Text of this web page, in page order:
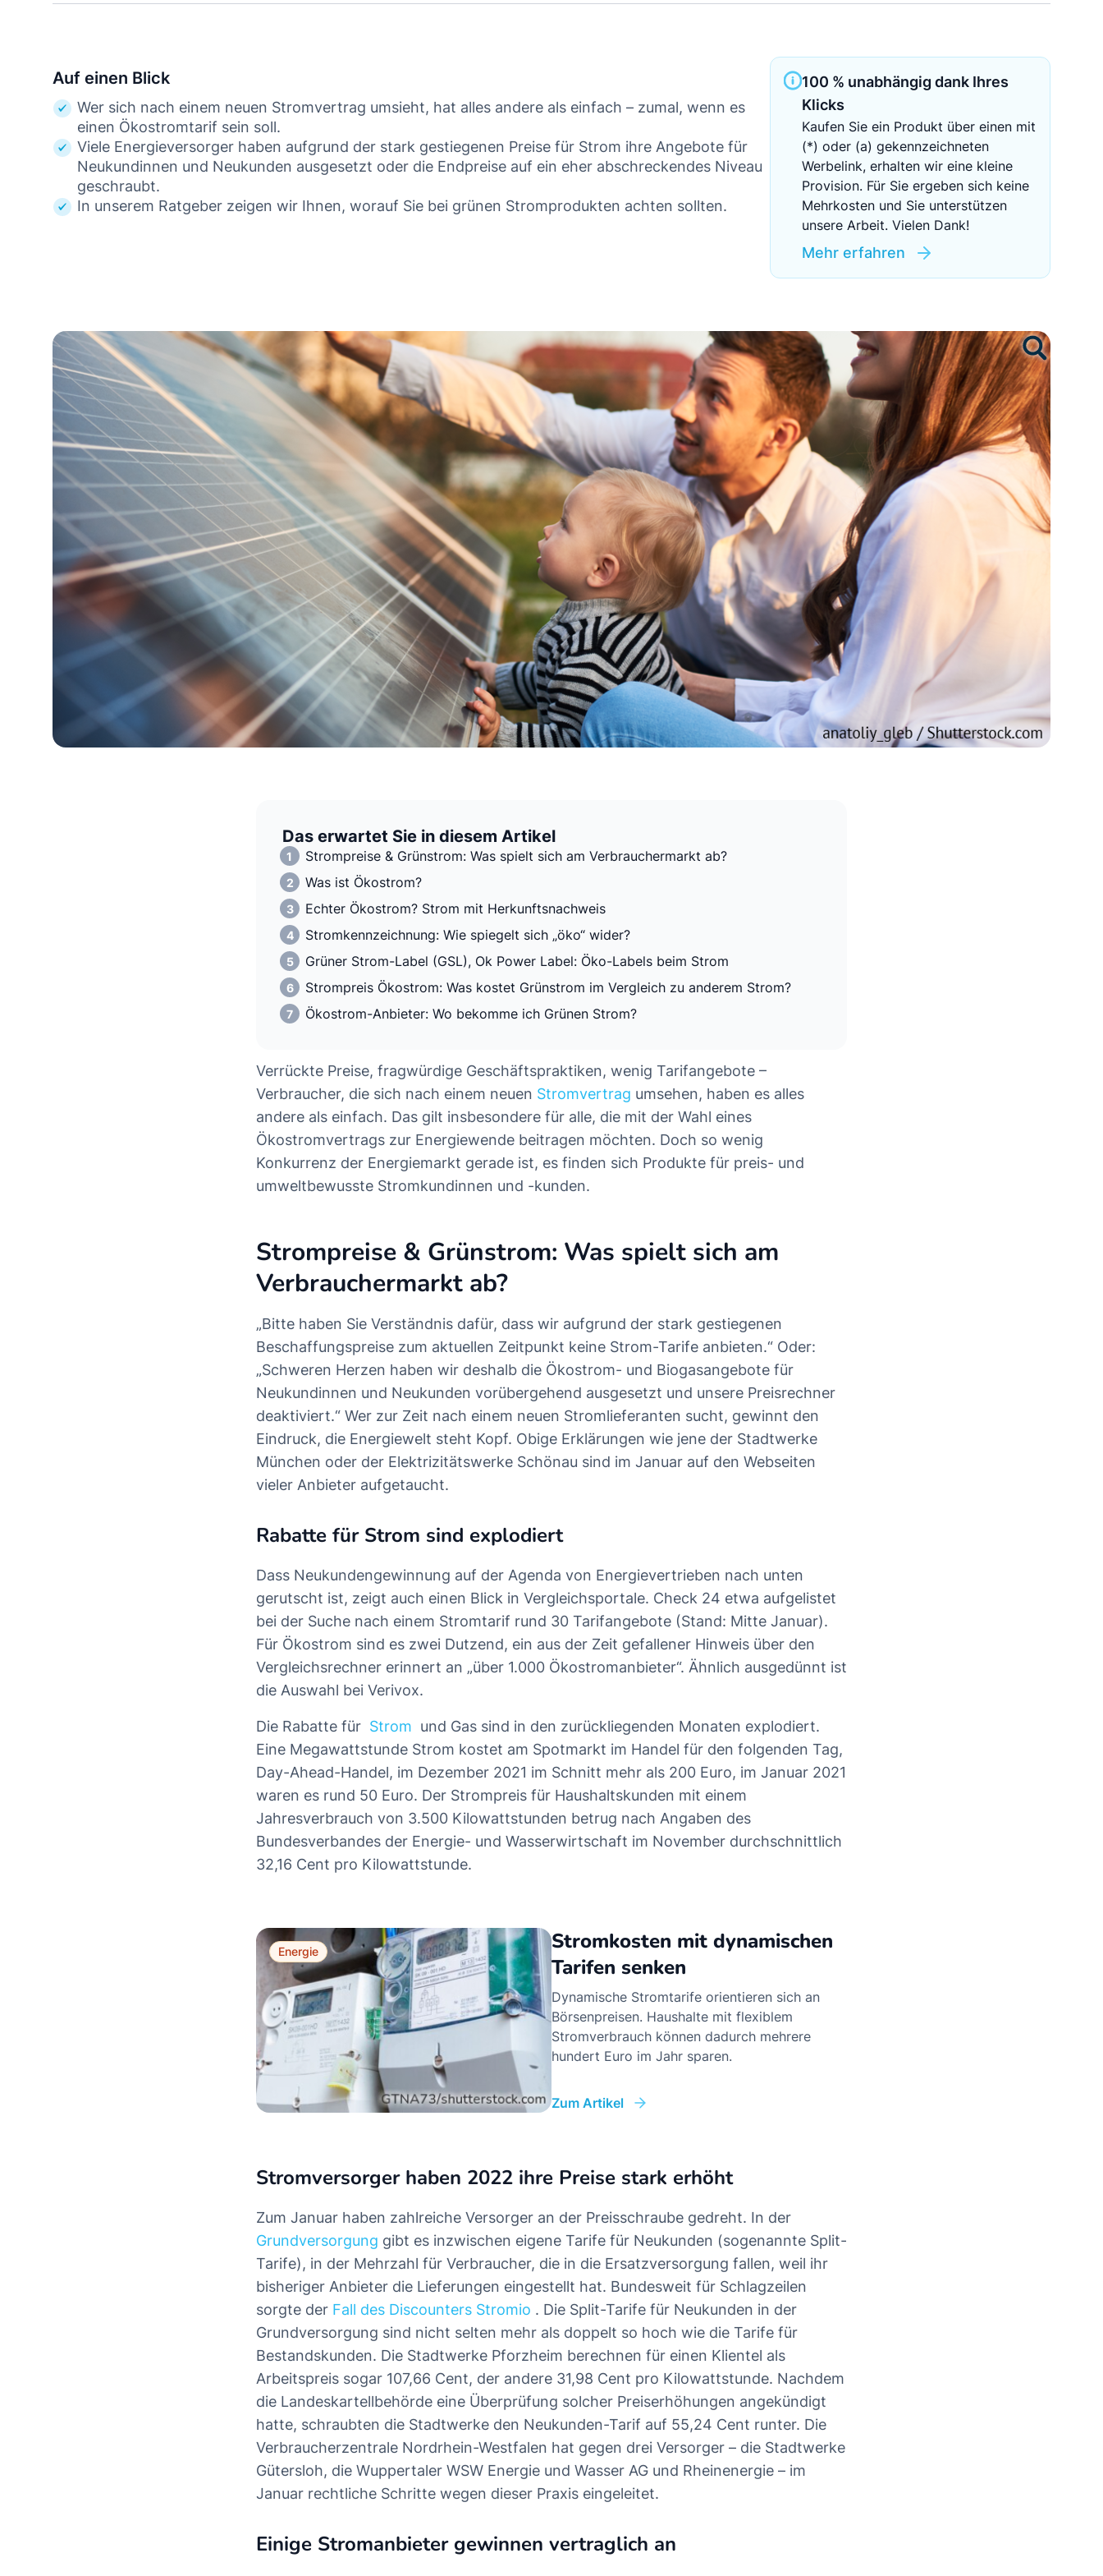
EZB-Leitzins
Auf einen Blick
Wer sich nach einem neuen Stromvertrag umsieht, hat alles andere als einfach – zumal, wenn es
einen Ökostromtarif sein soll.
Viele Energieversorger haben aufgrund der stark gestiegenen Preise für Strom ihre Angebote für
Neukundinnen und Neukunden ausgesetzt oder die Endpreise auf ein eher abschreckendes Niveau
geschraubt.
In unserem Ratgeber zeigen wir Ihnen, worauf Sie bei grünen Stromprodukten achten sollten.
100 % unabhängig dank Ihres
Klicks
Kaufen Sie ein Produkt über einen mit
(*) oder (a) gekennzeichneten
Werbelink, erhalten wir eine kleine
Provision. Für Sie ergeben sich keine
Mehrkosten und Sie unterstützen
unsere Arbeit. Vielen Dank!
Mehr erfahren
Das erwartet Sie in diesem Artikel
Strompreise & Grünstrom: Was spielt sich am Verbrauchermarkt ab?
Was ist Ökostrom?
Echter Ökostrom? Strom mit Herkunftsnachweis
Stromkennzeichnung: Wie spiegelt sich „öko“ wider?
Grüner Strom-Label (GSL), Ok Power Label: Öko-Labels beim Strom
Strompreis Ökostrom: Was kostet Grünstrom im Vergleich zu anderem Strom?
Ökostrom-Anbieter: Wo bekomme ich Grünen Strom?
Verrückte Preise, fragwürdige Geschäftspraktiken, wenig Tarifangebote –
Verbraucher, die sich nach einem neuen Stromvertrag umsehen, haben es alles
andere als einfach. Das gilt insbesondere für alle, die mit der Wahl eines
Ökostromvertrags zur Energiewende beitragen möchten. Doch so wenig
Konkurrenz der Energiemarkt gerade ist, es finden sich Produkte für preis- und
umweltbewusste Stromkundinnen und -kunden.
Strompreise & Grünstrom: Was spielt sich am
Verbrauchermarkt ab?
„Bitte haben Sie Verständnis dafür, dass wir aufgrund der stark gestiegenen
Beschaffungspreise zum aktuellen Zeitpunkt keine Strom-Tarife anbieten.“ Oder:
„Schweren Herzen haben wir deshalb die Ökostrom- und Biogasangebote für
Neukundinnen und Neukunden vorübergehend ausgesetzt und unsere Preisrechner
deaktiviert.“ Wer zur Zeit nach einem neuen Stromlieferanten sucht, gewinnt den
Eindruck, die Energiewelt steht Kopf. Obige Erklärungen wie jene der Stadtwerke
München oder der Elektrizitätswerke Schönau sind im Januar auf den Webseiten
vieler Anbieter aufgetaucht.
Rabatte für Strom sind explodiert
Dass Neukundengewinnung auf der Agenda von Energievertrieben nach unten
gerutscht ist, zeigt auch einen Blick in Vergleichsportale. Check 24 etwa aufgelistet
bei der Suche nach einem Stromtarif rund 30 Tarifangebote (Stand: Mitte Januar).
Für Ökostrom sind es zwei Dutzend, ein aus der Zeit gefallener Hinweis über den
Vergleichsrechner erinnert an „über 1.000 Ökostromanbieter“. Ähnlich ausgedünnt ist
die Auswahl bei Verivox.
Die Rabatte für Strom und Gas sind in den zurückliegenden Monaten explodiert.
Eine Megawattstunde Strom kostet am Spotmarkt im Handel für den folgenden Tag,
Day-Ahead-Handel, im Dezember 2021 im Schnitt mehr als 200 Euro, im Januar 2021
waren es rund 50 Euro. Der Strompreis für Haushaltskunden mit einem
Jahresverbrauch von 3.500 Kilowattstunden betrug nach Angaben des
Bundesverbandes der Energie- und Wasserwirtschaft im November durchschnittlich
32,16 Cent pro Kilowattstunde.
Energie
Stromkosten mit dynamischen
Tarifen senken
Dynamische Stromtarife orientieren sich an
Börsenpreisen. Haushalte mit flexiblem
Stromverbrauch können dadurch mehrere
hundert Euro im Jahr sparen.
Zum Artikel
Stromversorger haben 2022 ihre Preise stark erhöht
Zum Januar haben zahlreiche Versorger an der Preisschraube gedreht. In der
Grundversorgung gibt es inzwischen eigene Tarife für Neukunden (sogenannte Split-
Tarife), in der Mehrzahl für Verbraucher, die in die Ersatzversorgung fallen, weil ihr
bisheriger Anbieter die Lieferungen eingestellt hat. Bundesweit für Schlagzeilen
sorgte der Fall des Discounters Stromio . Die Split-Tarife für Neukunden in der
Grundversorgung sind nicht selten mehr als doppelt so hoch wie die Tarife für
Bestandskunden. Die Stadtwerke Pforzheim berechnen für einen Klientel als
Arbeitspreis sogar 107,66 Cent, der andere 31,98 Cent pro Kilowattstunde. Nachdem
die Landeskartellbehörde eine Überprüfung solcher Preiserhöhungen angekündigt
hatte, schraubten die Stadtwerke den Neukunden-Tarif auf 55,24 Cent runter. Die
Verbraucherzentrale Nordrhein-Westfalen hat gegen drei Versorger – die Stadtwerke
Gütersloh, die Wuppertaler WSW Energie und Wasser AG und Rheinenergie – im
Januar rechtliche Schritte wegen dieser Praxis eingeleitet.
Einige Stromanbieter gewinnen vertraglich an